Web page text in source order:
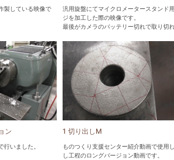
製している映像で
汎用旋盤にてマイクロメータースタンド
ジを加工した際の映像です。
最後がカメラのバッテリー切れで取り切
ン
いました。
1 切り出しM
ものつくり支援センター紹介動画で使用
し工程のロングバージョン動画です。